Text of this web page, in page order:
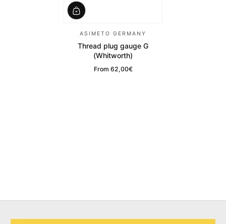
ASIMETO GERMANY
Thread plug gauge G
(Whitworth)
Regular Price
From 62,00€